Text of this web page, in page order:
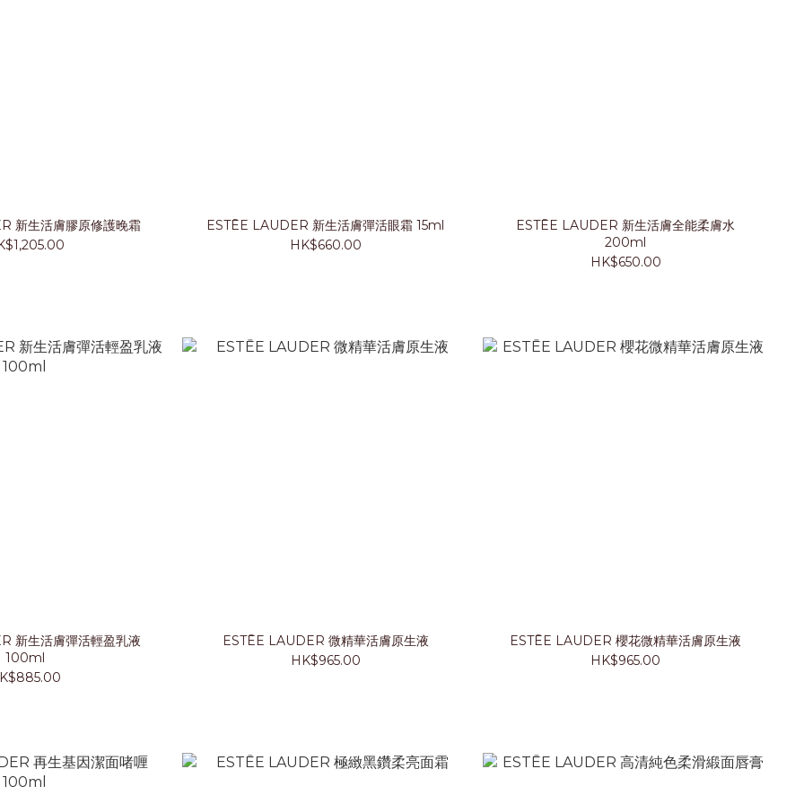
新生活膚膠原修護晚霜
ESTĒE LAUDER 新生活膚彈活眼霜 15ml
HK$660.00
ESTĒE LAUDER 新生活膚全能柔膚水
200ml
HK$650.00
液
100ml
ESTĒE LAUDER 微精華活膚原生液
HK$965.00
ESTĒE LAUDER 櫻花微精華活膚原生液
HK$965.00